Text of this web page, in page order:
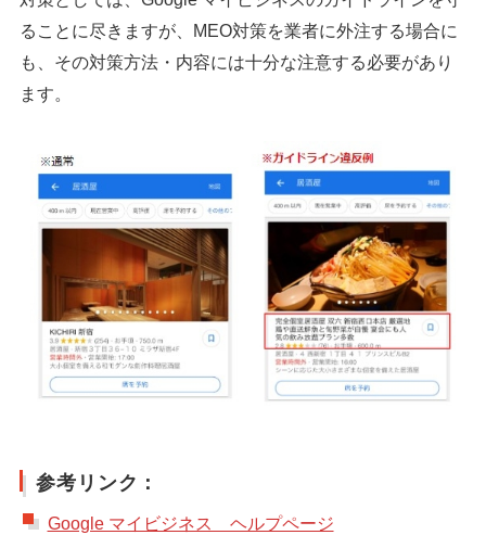
ることに尽きますが、MEO対策を業者に外注する場合に
も、その対策方法・内容には十分な注意する必要があり
ます。
参考リンク：
Google マイビジネス ヘルプページ